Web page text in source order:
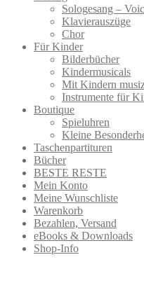
Sologesang –
Klavierauszüge
Chor
Für Kinder
Bilderbücher
Kindermusicals
Mit Kindern
Instrumente für
Boutique
Spieluhren
Kleine
Taschenpartituren
Bücher
BESTE RESTE
Mein Konto
Meine Wunschliste
Warenkorb
Bezahlen, Versand
eBooks & Downloads
Shop-Info